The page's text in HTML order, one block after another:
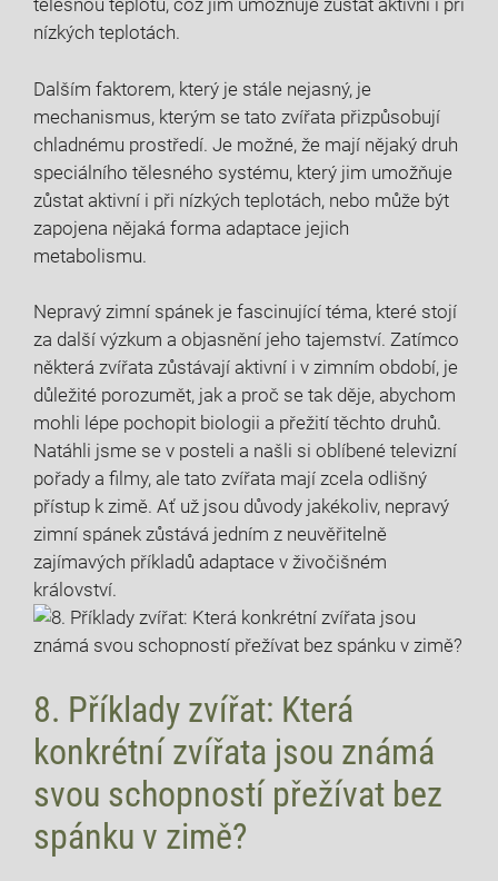
tělesnou teplotu, což jim umožňuje zůstat aktivní i při
nízkých teplotách.
Dalším faktorem, který je stále nejasný, je
mechanismus, kterým se tato zvířata přizpůsobují
chladnému prostředí. Je možné, že mají nějaký druh
speciálního tělesného systému, který jim umožňuje
zůstat aktivní i při nízkých teplotách, nebo může být
zapojena nějaká forma adaptace jejich
metabolismu.
Nepravý zimní spánek je fascinující téma, které stojí
za další výzkum a objasnění jeho tajemství. Zatímco
některá zvířata zůstávají aktivní i v zimním období, je
důležité porozumět, jak a proč se tak děje, abychom
mohli lépe pochopit biologii a přežití těchto druhů.
Natáhli jsme se v posteli a našli si oblíbené televizní
pořady a filmy, ale tato zvířata mají zcela odlišný
přístup k zimě. Ať už jsou důvody jakékoliv, nepravý
zimní spánek zůstává jedním z neuvěřitelně
zajímavých příkladů adaptace v živočišném
království.
8. Příklady zvířat: Která
konkrétní zvířata jsou známá
svou schopností přežívat bez
spánku v zimě?